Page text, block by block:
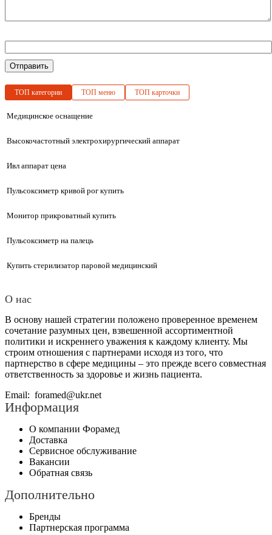
Отправить
ТОП категории ТОП меню ТОП карточки
Медицинское оснащение
Высокочастотный электрохирургический аппарат
Ивл аппарат цена
Пульсоксиметр кривой рог купить
Монитор прикроватный купить
Пульсоксиметр на палець
Купить стерилизатор паровой медицинский
Анализатор газов и электролитов
Цифровой флюорографический аппарат
Цифровой флюорограф цена
Пульсоксиметр черкассы
Медицинский кислородный концентратор купить
Купить кресло гинекологическое
Медицинские оборудование
Набор пробных линз
Мед аппарат
Медицинская мебель
Оториноларингология
Офтальмология
Реабилитационное оборудование
Реанимация | Интенсивная терапия
Рентгенаппараты | Томографы
Стоматология
Физиотерапия
Хирургия
дистилляторы
лабораторное оборудование
центрифуга лабораторная
гематологический анализатор
микроскоп лабораторный
анализатор газов крови
дозатор biohit
Столик приборный СП
Стол акушерский DH-C102D–01
Автоматический биохимический анализатор Selectra ProM LITE
Медицинский аспиратор NEW HOSPIVAC 350 FULL 2
Авторефкератометр HUVITZ HRK-1
Велоэргометр ergoselect 5
Аналоговая рентгенографическая система Aster BK
Кровать механическая четырехсекционная HBM-2SM
Аппарат высокочастотный электрохирургический ЕХВЧ-120-РХ
"Надія-4"
О нас
В основу нашей стратегии положено проверенное временем
сочетание разумных цен, взвешенной ассортиментной
политики и искреннего уважения к каждому клиенту. Мы
строим отношения с партнерами исходя из того, что
партнерство в сфере медицины – это прежде всего совместная
ответственность за здоровье и жизнь пациента.
Email: foramed@ukr.net
Информация
О компании Форамед
Доставка
Сервисное обслуживание
Вакансии
Обратная связь
Дополнительно
Бренды
Партнерская программа